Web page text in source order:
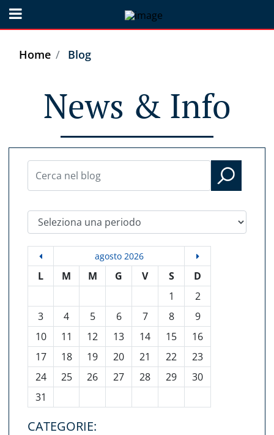
Open menu
Home Blog
News & Info
Seleziona una periodo
agosto 2026
L M M G V S
D
1
2
3
4 5 6 7 8
9
10
11 12 13 14 15
16
17
18 19 20 21 22
23
24
25 26 27 28 29
30
31
CATEGORIE: